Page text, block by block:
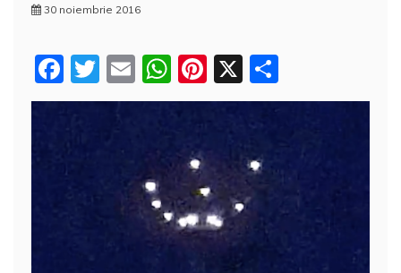
30 noiembrie 2016
F
a
b
T
w
itt
er
E
m
W
h
s
A
p
p
Pi
nt
er
e
st
X
a
e
a